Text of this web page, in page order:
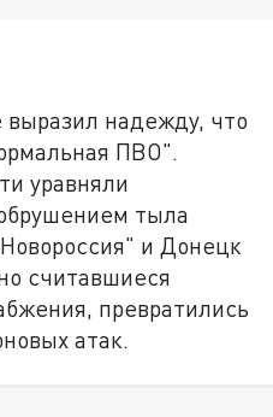
надежду, что
ПВО".
уравняли
тыла
и Донецк
считавшиеся
превратились
атак.